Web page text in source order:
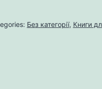
Без категорії, Книги